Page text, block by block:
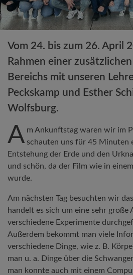
Vom 24. bis zum 26. April
Rahmen einer
Bereichs mit unseren
Peckskamp und Esther
Wolfsburg.
A m Ankunftstag waren wir im
schauten uns für 45 Minuten
Entstehung der Erde und den
und schön, da der Film wie in
wurde.
Am nächsten Tag besuchten wir
handelt es sich um eine sehr große
verschiedene Experimente
Außerdem bekommt man viele
verschiedene Dinge, wie z. B.
man u. a. Dinge über die
man konnte auch mit einem